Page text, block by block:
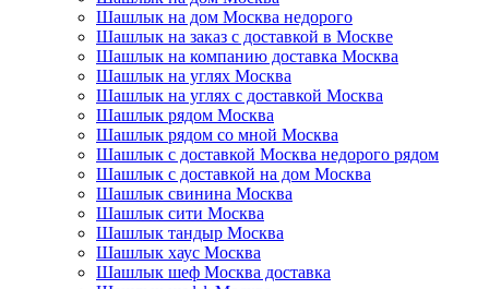
Шашлык на дом Москва недорого
Шашлык на заказ с доставкой в Москве
Шашлык на компанию доставка Москва
Шашлык на углях Москва
Шашлык на углях с доставкой Москва
Шашлык рядом Москва
Шашлык рядом со мной Москва
Шашлык с доставкой Москва недорого рядом
Шашлык с доставкой на дом Москва
Шашлык свинина Москва
Шашлык сити Москва
Шашлык тандыр Москва
Шашлык хаус Москва
Шашлык шеф Москва доставка